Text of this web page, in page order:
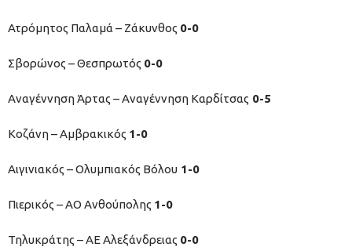
Ατρόμητος Παλαμά – Ζάκυνθος 0-0
Σβορώνος – Θεσπρωτός 0-0
Αναγέννηση Άρτας – Αναγέννηση Καρδίτσας 0-5
Κοζάνη – Αμβρακικός 1-0
Αιγινιακός – Ολυμπιακός Βόλου 1-0
Πιερικός – ΑΟ Ανθούπολης 1-0
Τηλυκράτης – ΑΕ Αλεξάνδρειας 0-0